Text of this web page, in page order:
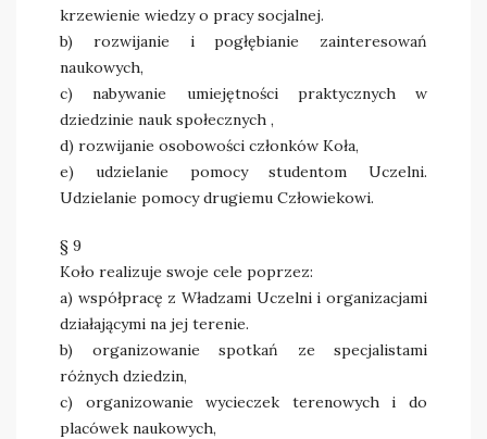
krzewienie wiedzy o pracy socjalnej.
b) rozwijanie i pogłębianie zainteresowań
naukowych,
c) nabywanie umiejętności praktycznych w
dziedzinie nauk społecznych ,
d) rozwijanie osobowości członków Koła,
e) udzielanie pomocy studentom Uczelni.
Udzielanie pomocy drugiemu Człowiekowi.
§ 9
Koło realizuje swoje cele poprzez:
a) współpracę z Władzami Uczelni i organizacjami
działającymi na jej terenie.
b) organizowanie spotkań ze specjalistami
różnych dziedzin,
c) organizowanie wycieczek terenowych i do
placówek naukowych,